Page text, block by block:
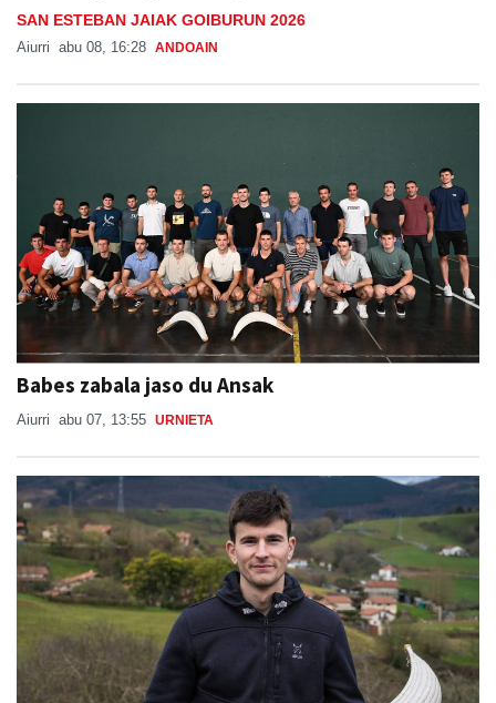
SAN ESTEBAN JAIAK GOIBURUN 2026
Aiurri abu 08, 16:28 ANDOAIN
Babes zabala jaso du Ansak
Aiurri abu 07, 13:55 URNIETA